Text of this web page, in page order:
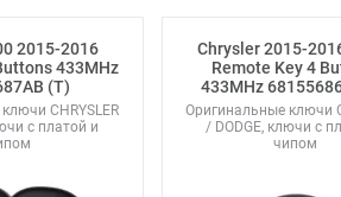
2015-2016
433MHz
(T)
CHRYSLER
с платой и
Chrysler 2015-
Remote Key 4
433MHz
Оригинальные ключи
/ DODGE, ключи с
чипом